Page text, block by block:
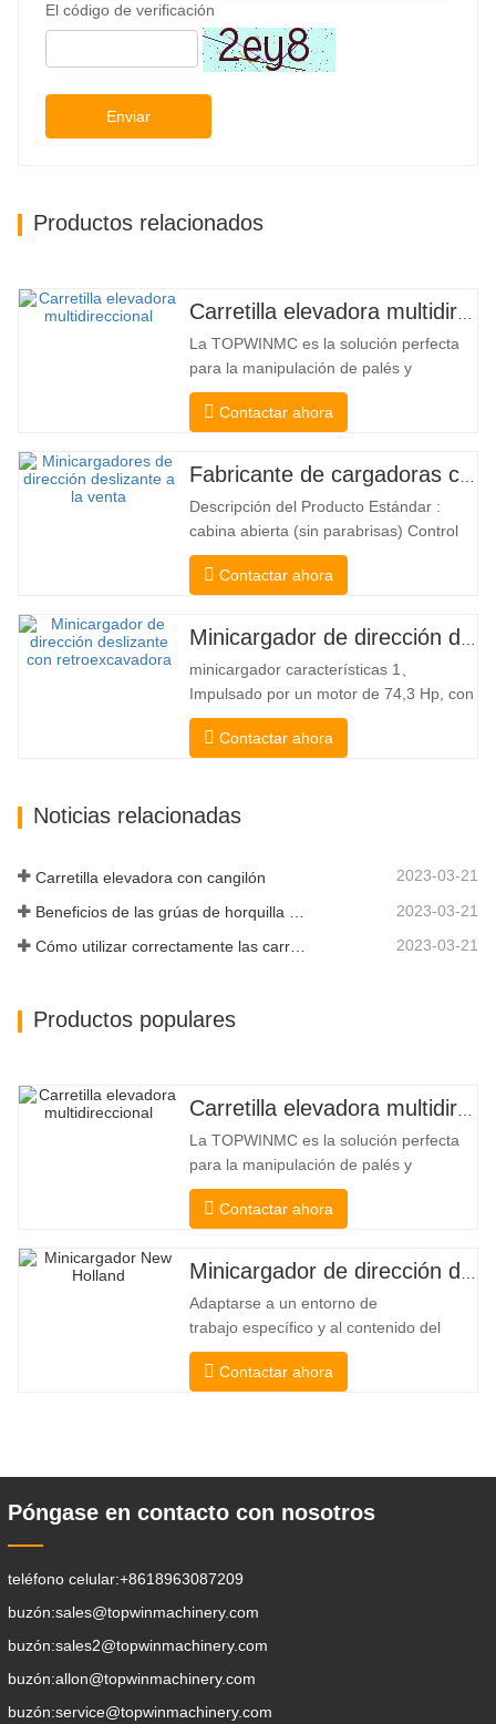
El código de verificación
Enviar
Productos relacionados
Carretilla elevadora multidireccional de carrocería ancha de 3,5 a 5 toneladas
La TOPWINMC es la solución perfecta
para la manipulación de palés y
mercancías largas. Una auténtica
carretilla elevadora dos en uno que
elevadora y una de carga lateral. Su
silencioso y ecológico motor eléctrico y
la innovadora dirección HX de 360°
permiten…
Contactar ahora
Fabricante de cargadoras compactas de China
Descripción del Producto Estándar :
cabina abierta (sin parabrisas) Control
Mecánico Acoplador y enganche rápido
tipo Bobcat Bomba hidráulica
Motor Válvula multifuncional de Italia
Sistema de nivelación automática Freno
hidráulico Cucharón estándar El
cargador…
Contactar ahora
Minicargador de dirección deslizante a la venta
minicargador características 1、
Impulsado por un motor de 74,3 Hp, con
una fuerza de arranque del cucharón
excepcional de 3350 kg y una capacidad
nuevo nivel. El nuevo modelo de flujo
Contactar ahora
Noticias relacionadas
Carretilla elevadora con cangilón 2023-03-21
2023-03-21
Cómo utilizar correctamente las carretillas elevadoras eléctricas 2023-03-21
Productos populares
Carretilla elevadora multidireccional de carrocería ancha de 3,5 a 5 toneladas
La TOPWINMC es la solución perfecta
para la manipulación de palés y
mercancías largas. Una auténtica
carretilla elevadora dos en uno que
elevadora y una de carga lateral. Su
silencioso y ecológico motor eléctrico y
la innovadora dirección HX de 360°
permiten
Contactar ahora
Minicargador de dirección deslizante barato
Adaptarse a un entorno de
trabajo específico y al contenido del
trabajo De esta manera, se puede llevar
a cabo la pala, el apilamiento, la
zanjas, la limpieza de avenidas . Un
Contactar ahora
Póngase en contacto con nosotros
teléfono celular:+8618963087209
buzón:sales@topwinmachinery.com
buzón:sales2@topwinmachinery.com
buzón:allon@topwinmachinery.com
buzón:service@topwinmachinery.com